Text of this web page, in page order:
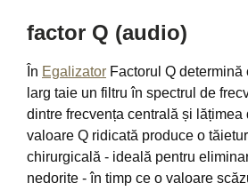
factor Q (audio)
În Egalizator Factorul Q determină
larg taie un filtru în spectrul de
dintre frecvența centrală și lățimea
valoare Q ridicată produce o
chirurgicală - ideală pentru
nedorite - în timp ce o valoare